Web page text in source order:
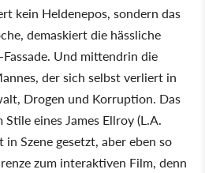
kein Heldenepos, sondern das
demaskiert die hässliche
Und mittendrin die
der sich selbst verliert in
Drogen und Korruption. Das
eines James Ellroy (L.A.
Szene gesetzt, aber eben so
zum interaktiven Film, denn